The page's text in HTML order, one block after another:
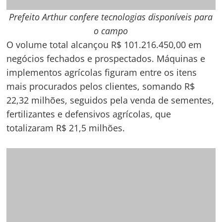
mais procurados pelos clientes, somando R$
22,32 milhões, seguidos pela venda de sementes,
fertilizantes e defensivos agrícolas, que
totalizaram R$ 21,5 milhões.